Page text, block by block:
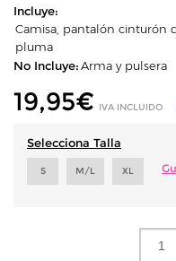
Incluye:
Camisa, pantalón cinturón
pluma
No Incluye:Arma y pulsera
19,95€ IVA INCLUIDO
Selecciona Talla
S M/L XL